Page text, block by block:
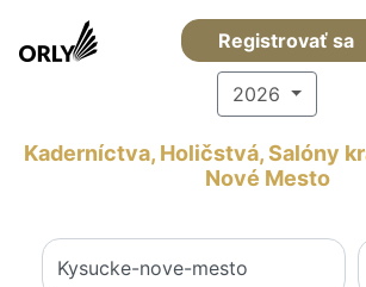
Registrovať sa
2026
Kaderníctva, Holičstvá, Salóny
Nové Mesto